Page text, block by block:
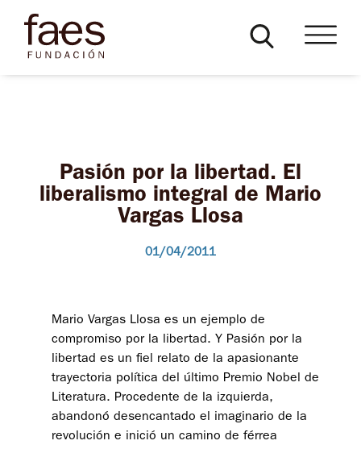
Pasión por la libertad. El
liberalismo integral de Mario
Vargas Llosa
01/04/2011
Mario Vargas Llosa es un ejemplo de
compromiso por la libertad. Y Pasión por la
libertad es un fiel relato de la apasionante
trayectoria política del último Premio Nobel de
Literatura. Procedente de la izquierda,
abandonó desencantado el imaginario de la
revolución e inició un camino de férrea